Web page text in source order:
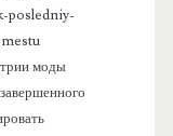
posledniy-
моды